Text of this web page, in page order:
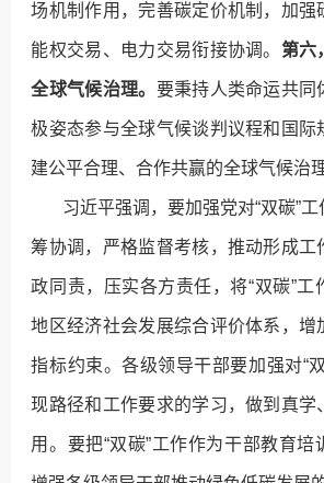
场机制作用，完善碳定价机制，加强
能权交易、电力交易衔接协调。 第六
全球气候治理。 要秉持人类命运共同
极姿态参与全球气候谈判议程和国际
建公平合理、合作共赢的全球气候治
习近平强调，要加强党对“双碳”工
筹协调，严格监督考核，推动形成工
政同责，压实各方责任，将“双碳”工
地区经济社会发展综合评价体系，增
指标约束。各级领导干部要加强对“
现路径和工作要求的学习，做到真学
用。要把“双碳”工作作为干部教育培